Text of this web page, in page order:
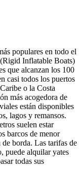
populares en todo el
Inflatable Boats)
que alcanzan los 100
casi todos los puertos
o la Costa
más acogedora de
están disponibles
lagos y remansos.
suelen estar
barcos de menor
borda. Las tarifas de
puede alquilar yates
todas sus